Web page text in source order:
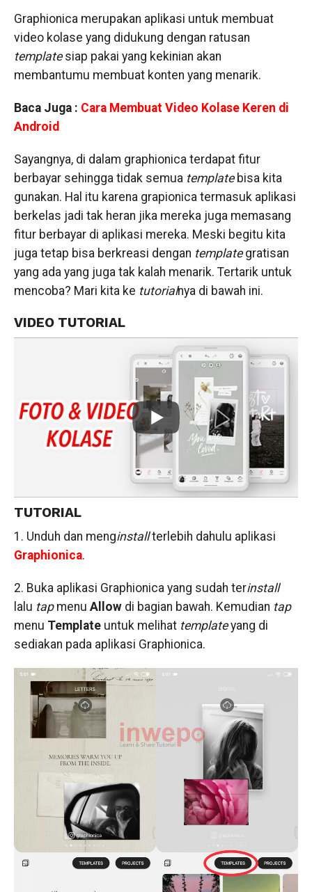
Graphionica merupakan aplikasi untuk membuat
video kolase yang didukung dengan ratusan
templatesiap pakai yang kekinian akan
membantumu membuat konten yang menarik.
Baca Juga : Cara Membuat Video Kolase Keren di
Android
Sayangnya, di dalam graphionica terdapat fitur
berbayar sehingga tidak semua templatebisa kita
gunakan. Hal itu karena grapionica termasuk aplikasi
berkelas jadi tak heran jika mereka juga memasang
fitur berbayar di aplikasi mereka. Meski begitu kita
juga tetap bisa berkreasi dengan templategratisan
yang ada yang juga tak kalah menarik. Tertarik untuk
mencoba? Mari kita ke tutorialnya di bawah ini.
VIDEO TUTORIAL
TUTORIAL
1. Unduh dan menginstallterlebih dahulu aplikasi
Graphionica.
2. Buka aplikasi Graphionica yang sudah terinstall
lalu tapmenu Allowdi bagian bawah. Kemudian tap
menu Templateuntuk melihat templateyang di
sediakan pada aplikasi Graphionica.